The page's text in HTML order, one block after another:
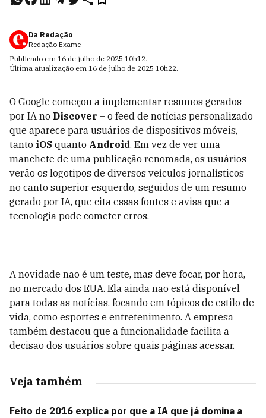
Da Redação
Redação Exame
Publicado em 16 de julho de 2025 10h12.
Última atualização em 16 de julho de 2025 10h22.
O Google começou a implementar resumos gerados
por IA no Discover – o feed de notícias personalizado
que aparece para usuários de dispositivos móveis,
tanto iOS quanto Android. Em vez de ver uma
manchete de uma publicação renomada, os usuários
verão os logotipos de diversos veículos jornalísticos
no canto superior esquerdo, seguidos de um resumo
gerado por IA, que cita essas fontes e avisa que a
tecnologia pode cometer erros.
A novidade não é um teste, mas deve focar, por hora,
no mercado dos EUA. Ela ainda não está disponível
para todas as notícias, focando em tópicos de estilo de
vida, como esportes e entretenimento. A empresa
também destacou que a funcionalidade facilita a
decisão dos usuários sobre quais páginas acessar.
Veja também
Feito de 2016 explica por que a IA que já domina a